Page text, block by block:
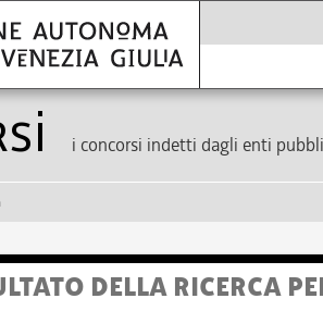
i concorsi indetti dagli enti
DELLA RICERCA